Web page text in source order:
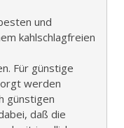
und
kahlschlagfreien
Für günstige
werden
günstigen
daß die